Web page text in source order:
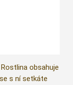
obsahuje
s ní setkáte